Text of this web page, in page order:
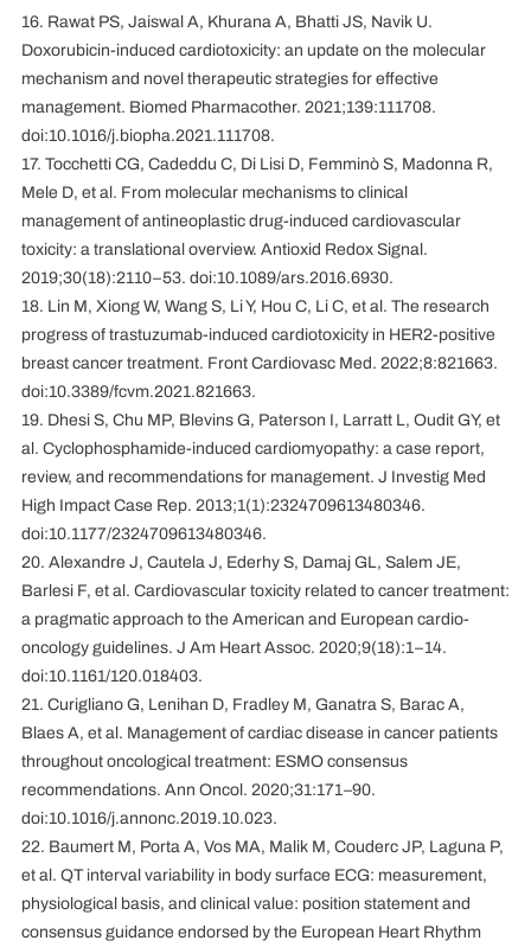
16. Rawat PS, Jaiswal A, Khurana A, Bhatti JS, Navik U.
Doxorubicin-induced cardiotoxicity: an update on the molecular
mechanism and novel therapeutic strategies for effective
management. Biomed Pharmacother. 2021;139:111708.
doi:10.1016/j.biopha.2021.111708.
17. Tocchetti CG, Cadeddu C, Di Lisi D, Femminò S, Madonna R,
Mele D, et al. From molecular mechanisms to clinical
management of antineoplastic drug-induced cardiovascular
toxicity: a translational overview. Antioxid Redox Signal.
2019;30(18):2110–53. doi:10.1089/ars.2016.6930.
18. Lin M, Xiong W, Wang S, Li Y, Hou C, Li C, et al. The research
progress of trastuzumab-induced cardiotoxicity in HER2-positive
breast cancer treatment. Front Cardiovasc Med. 2022;8:821663.
doi:10.3389/fcvm.2021.821663.
19. Dhesi S, Chu MP, Blevins G, Paterson I, Larratt L, Oudit GY, et
al. Cyclophosphamide-induced cardiomyopathy: a case report,
review, and recommendations for management. J Investig Med
High Impact Case Rep. 2013;1(1):2324709613480346.
doi:10.1177/2324709613480346.
20. Alexandre J, Cautela J, Ederhy S, Damaj GL, Salem JE,
Barlesi F, et al. Cardiovascular toxicity related to cancer treatment:
a pragmatic approach to the American and European cardio-
oncology guidelines. J Am Heart Assoc. 2020;9(18):1–14.
doi:10.1161/120.018403.
21. Curigliano G, Lenihan D, Fradley M, Ganatra S, Barac A,
Blaes A, et al. Management of cardiac disease in cancer patients
throughout oncological treatment: ESMO consensus
recommendations. Ann Oncol. 2020;31:171–90.
doi:10.1016/j.annonc.2019.10.023.
22. Baumert M, Porta A, Vos MA, Malik M, Couderc JP, Laguna P,
et al. QT interval variability in body surface ECG: measurement,
physiological basis, and clinical value: position statement and
consensus guidance endorsed by the European Heart Rhythm